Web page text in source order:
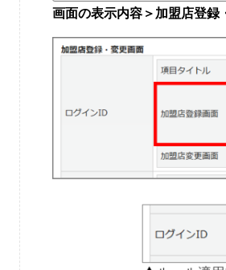
画面の表示内容＞加盟店登録